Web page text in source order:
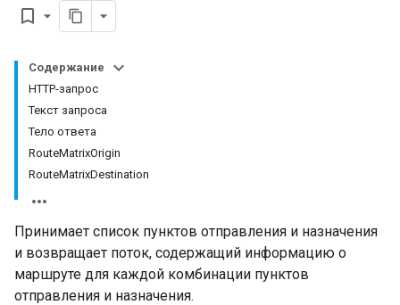
bookmark_border
Содержание
HTTP-запрос
Текст запроса
Тело ответа
RouteMatrixOrigin
RouteMatrixDestination
Принимает список пунктов отправления и назначения
и возвращает поток, содержащий информацию о
маршруте для каждой комбинации пунктов
отправления и назначения.